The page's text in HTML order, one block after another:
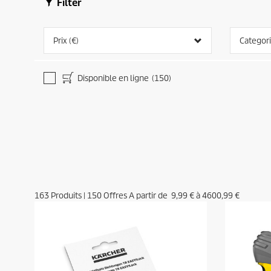
Filter
Prix (€)
Disponible en ligne (150)
163 Produits | 150Offres A partir de 9,99 €à4600,99 €